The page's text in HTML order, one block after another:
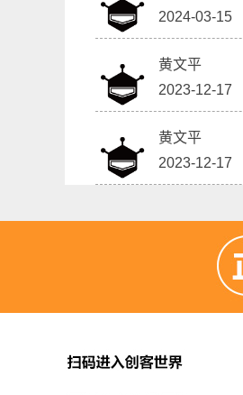
2024-03-15
黄文平
2023-12-17
黄文平
2023-12-17